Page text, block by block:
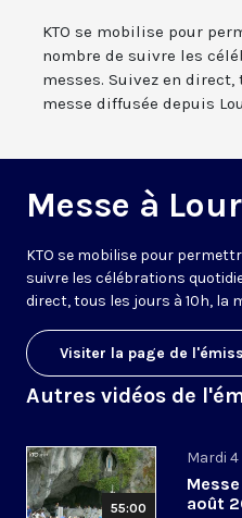
KTO se mobilise pour
nombre de suivre les
messes. Suivez en direct,
messe diffusée depuis
Messe à
KTO se mobilise pour
suivre les célébrations
direct, tous les jours à 10h, la
Visiter la page de
Autres vidéos de
55:00
Mardi
août